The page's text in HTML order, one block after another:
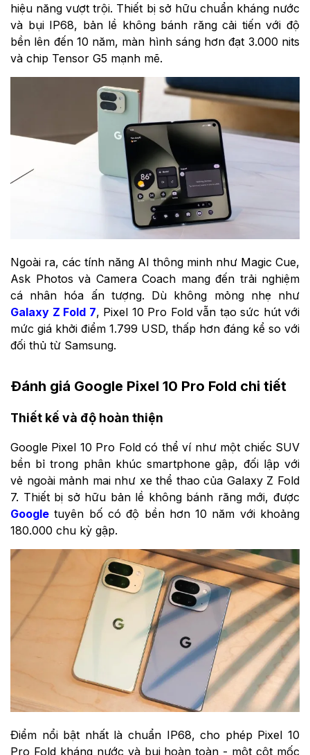
hiệu năng vượt trội. Thiết bị sở hữu chuẩn kháng nước
và bụi IP68, bản lề không bánh răng cải tiến với độ
bền lên đến 10 năm, màn hình sáng hơn đạt 3.000 nits
và chip Tensor G5 mạnh mẽ.
Ngoài ra, các tính năng AI thông minh như Magic Cue,
Ask Photos và Camera Coach mang đến trải nghiệm
cá nhân hóa ấn tượng. Dù không mỏng nhẹ như
Galaxy Z Fold 7, Pixel 10 Pro Fold vẫn tạo sức hút với
mức giá khởi điểm 1.799 USD, thấp hơn đáng kể so với
đối thủ từ Samsung.
Đánh giá Google Pixel 10 Pro Fold chi tiết
Thiết kế và độ hoàn thiện
Google Pixel 10 Pro Fold có thể ví như một chiếc SUV
bền bỉ trong phân khúc smartphone gập, đối lập với
vẻ ngoài mảnh mai như xe thể thao của Galaxy Z Fold
7. Thiết bị sở hữu bản lề không bánh răng mới, được
Google tuyên bố có độ bền hơn 10 năm với khoảng
180.000 chu kỳ gập.
Điểm nổi bật nhất là chuẩn IP68, cho phép Pixel 10
Pro Fold kháng nước và bụi hoàn toàn - một cột mốc